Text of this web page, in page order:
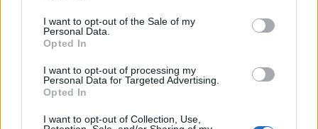
I want to opt-out of the Sale of my
Personal Data.
Opted In
I want to opt-out of processing my
Personal Data for Targeted Advertising.
Opted In
I want to opt-out of Collection, Use,